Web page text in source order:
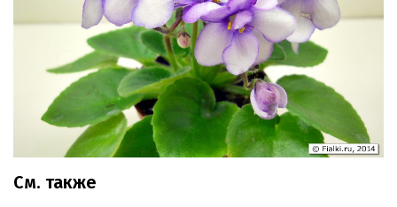
См. также